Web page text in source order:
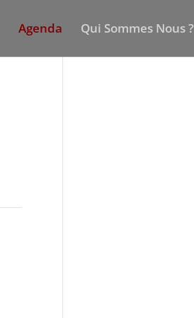
Agenda Qui Sommes Nous ?